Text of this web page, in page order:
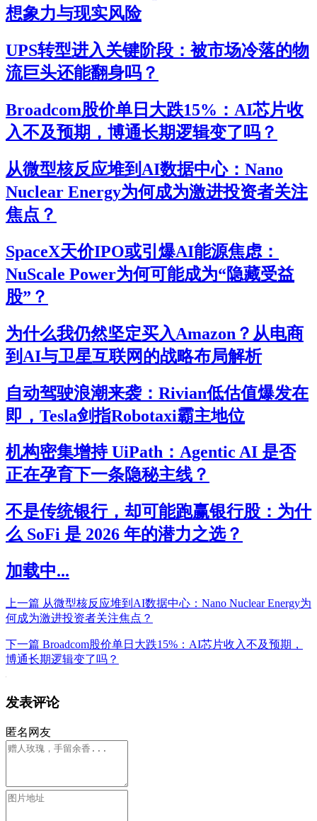
想象力与现实风险
UPS转型进入关键阶段：被市场冷落的物
流巨头还能翻身吗？
Broadcom股价单日大跌15%：AI芯片收
入不及预期，博通长期逻辑变了吗？
从微型核反应堆到AI数据中心：Nano
Nuclear Energy为何成为激进投资者关注
焦点？
SpaceX天价IPO或引爆AI能源焦虑：
NuScale Power为何可能成为“隐藏受益
股”？
为什么我仍然坚定买入Amazon？从电商
到AI与卫星互联网的战略布局解析
自动驾驶浪潮来袭：Rivian低估值爆发在
即，Tesla剑指Robotaxi霸主地位
机构密集增持 UiPath：Agentic AI 是否
正在孕育下一条隐秘主线？
不是传统银行，却可能跑赢银行股：为什
么 SoFi 是 2026 年的潜力之选？
加载中...
上一篇 从微型核反应堆到AI数据中心：Nano Nuclear Energy为
何成为激进投资者关注焦点？
下一篇 Broadcom股价单日大跌15%：AI芯片收入不及预期，
博通长期逻辑变了吗？
发表评论
匿名网友